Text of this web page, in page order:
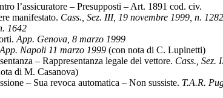
l’assicuratore – Presupposti – Art. 1891 cod. civ.
manifestato. Cass., Sez. III, 19 novembre 1999, n.
1642
App. Genova, 8 marzo 1999
App. Napoli 11 marzo 1999 (con nota di C. Lupinetti)
– Rappresentanza legale del vettore. Cass., Sez.
di M. Casanova)
– Sua revoca automatica – Non sussiste. T.A.R.